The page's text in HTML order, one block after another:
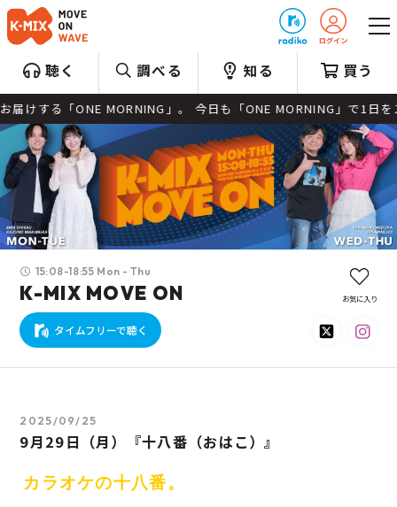
聴く 調べる 知る 買う
MORNING」。 今日も「ONE MORNING」で1日をス
15:08-18:55 Mon - Thu
K-MIX MOVE ON
タイムフリーで聴く
お気に入り
2025/09/25
9月29日（月）『十八番（おはこ）』
カラオケの十八番。